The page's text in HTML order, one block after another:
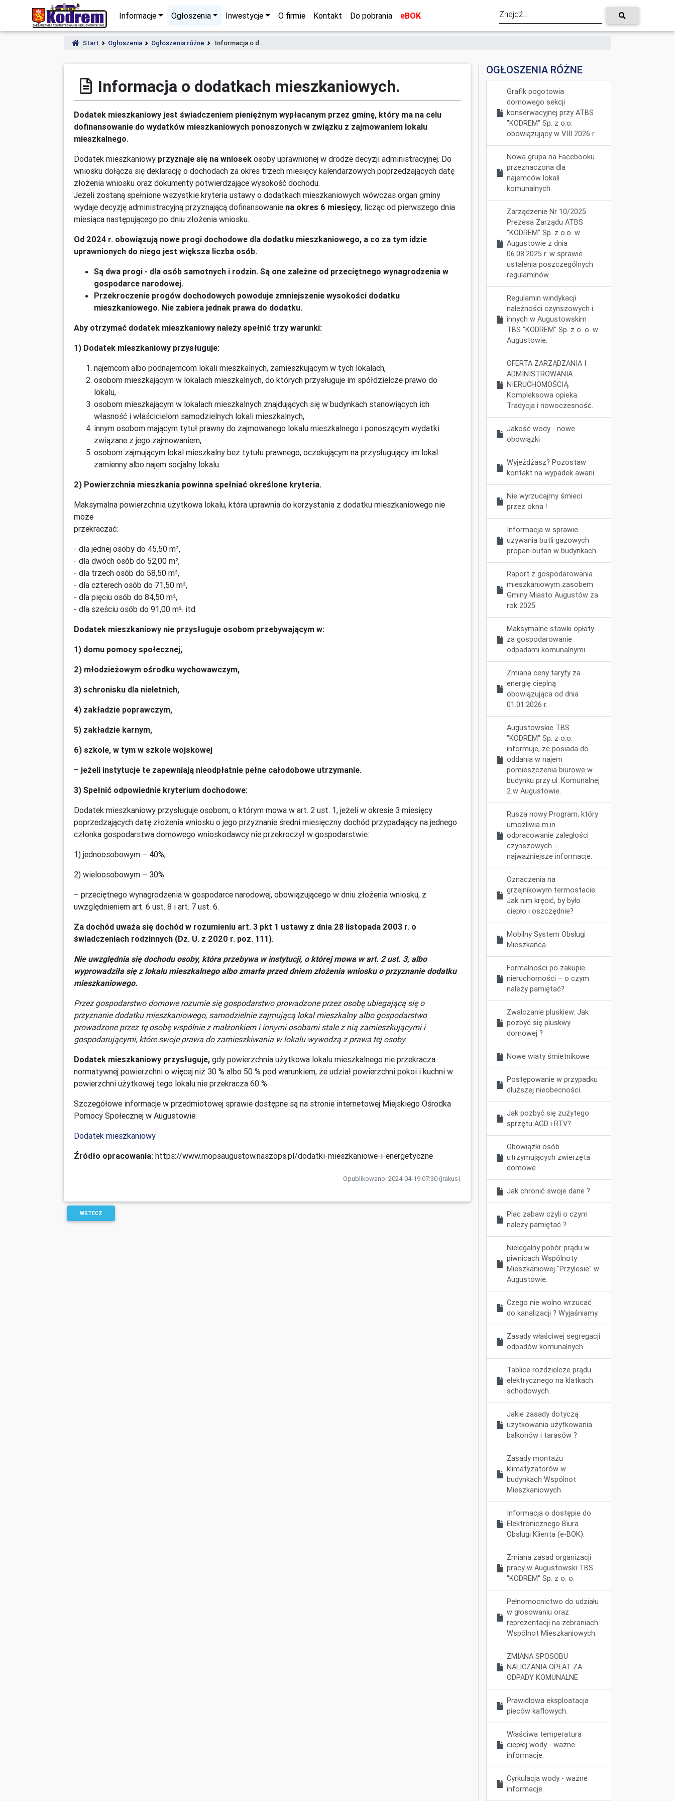
Informacje Ogłoszenia Inwestycje O firmie Kontakt Do pobrania eBOK
Start Ogłoszenia Ogłoszenia różne Informacja o d…
Informacja o dodatkach mieszkaniowych.
Dodatek mieszkaniowy jest świadczeniem pieniężnym wypłacanym przez gminę, który ma na celu
dofinansowanie do wydatków mieszkaniowych ponoszonych w związku z zajmowaniem lokalu
mieszkalnego.
Dodatek mieszkaniowy przyznaje się na wniosek osoby uprawnionej w drodze decyzji administracyjnej. Do
wniosku dołącza się deklarację o dochodach za okres trzech miesięcy kalendarzowych poprzedzających datę
złożenia wniosku oraz dokumenty potwierdzające wysokość dochodu.
Jeżeli zostaną spełnione wszystkie kryteria ustawy o dodatkach mieszkaniowych wówczas organ gminy
wydaje decyzję administracyjną przyznającą dofinansowanie na okres 6 miesięcy, licząc od pierwszego dnia
miesiąca następującego po dniu złożenia wniosku.
Od 2024 r. obowiązują nowe progi dochodowe dla dodatku mieszkaniowego, a co za tym idzie
uprawnionych do niego jest większa liczba osób.
Są dwa progi - dla osób samotnych i rodzin. Są one zależne od przeciętnego wynagrodzenia w
gospodarce narodowej.
Przekroczenie progów dochodowych powoduje zmniejszenie wysokości dodatku
mieszkaniowego. Nie zabiera jednak prawa do dodatku.
Aby otrzymać dodatek mieszkaniowy należy spełnić trzy warunki:
1) Dodatek mieszkaniowy przysługuje:
najemcom albo podnajemcom lokali mieszkalnych, zamieszkującym w tych lokalach,
osobom mieszkającym w lokalach mieszkalnych, do których przysługuje im spółdzielcze prawo do
lokalu,
osobom mieszkającym w lokalach mieszkalnych znajdujących się w budynkach stanowiących ich
własność i właścicielom samodzielnych lokali mieszkalnych,
innym osobom mającym tytuł prawny do zajmowanego lokalu mieszkalnego i ponoszącym wydatki
związane z jego zajmowaniem,
osobom zajmującym lokal mieszkalny bez tytułu prawnego, oczekującym na przysługujący im lokal
zamienny albo najem socjalny lokalu.
2) Powierzchnia mieszkania powinna spełniać określone kryteria.
Maksymalna powierzchnia użytkowa lokalu, która uprawnia do korzystania z dodatku mieszkaniowego nie
może
przekraczać:
- dla jednej osoby do 45,50 m²,
- dla dwóch osób do 52,00 m²,
- dla trzech osób do 58,50 m²,
- dla czterech osób do 71,50 m²,
- dla pięciu osób do 84,50 m²,
- dla sześciu osób do 91,00 m². itd.
Dodatek mieszkaniowy nie przysługuje osobom przebywającym w:
1) domu pomocy społecznej,
2) młodzieżowym ośrodku wychowawczym,
3) schronisku dla nieletnich,
4) zakładzie poprawczym,
5) zakładzie karnym,
6) szkole, w tym w szkole wojskowej
– jeżeli instytucje te zapewniają nieodpłatnie pełne całodobowe utrzymanie.
3) Spełnić odpowiednie kryterium dochodowe:
Dodatek mieszkaniowy przysługuje osobom, o którym mowa w art. 2 ust. 1, jeżeli w okresie 3 miesięcy
poprzedzających datę złożenia wniosku o jego przyznanie średni miesięczny dochód przypadający na jednego
członka gospodarstwa domowego wnioskodawcy nie przekroczył w gospodarstwie:
1) jednoosobowym – 40%,
2) wieloosobowym – 30%
– przeciętnego wynagrodzenia w gospodarce narodowej, obowiązującego w dniu złożenia wniosku, z
uwzględnieniem art. 6 ust. 8 i art. 7 ust. 6.
Za dochód uważa się dochód w rozumieniu art. 3 pkt 1 ustawy z dnia 28 listopada 2003 r. o
świadczeniach rodzinnych (Dz. U. z 2020 r. poz. 111).
Nie uwzględnia się dochodu osoby, która przebywa w instytucji, o której mowa w art. 2 ust. 3, albo
wyprowadziła się z lokalu mieszkalnego albo zmarła przed dniem złożenia wniosku o przyznanie dodatku
mieszkaniowego.
Przez gospodarstwo domowe rozumie się gospodarstwo prowadzone przez osobę ubiegającą się o
przyznanie dodatku mieszkaniowego, samodzielnie zajmującą lokal mieszkalny albo gospodarstwo
prowadzone przez tę osobę wspólnie z małżonkiem i innymi osobami stale z nią zamieszkującymi i
gospodarującymi, które swoje prawa do zamieszkiwania w lokalu wywodzą z prawa tej osoby.
Dodatek mieszkaniowy przysługuje, gdy powierzchnia użytkowa lokalu mieszkalnego nie przekracza
normatywnej powierzchni o więcej niż 30 % albo 50 % pod warunkiem, że udział powierzchni pokoi i kuchni w
powierzchni użytkowej tego lokalu nie przekracza 60 %.
Szczegółowe informacje w przedmiotowej sprawie dostępne są na stronie internetowej Miejskiego Ośrodka
Pomocy Społecznej w Augustowie:
Dodatek mieszkaniowy
Źródło opracowania: https://www.mopsaugustow.naszops.pl/dodatki-mieszkaniowe-i-energetyczne
Opublikowano: 2024-04-19 07:30 (jrakus)
WSTECZ
OGŁOSZENIA RÓŻNE
Grafik pogotowia
domowego sekcji
konserwacyjnej przy ATBS
"KODREM" Sp. z o.o.
obowiązujący w VIII 2026 r.
Nowa grupa na Facebooku
przeznaczona dla
najemców lokali
komunalnych.
Zarządzenie Nr 10/2025
Prezesa Zarządu ATBS
"KODREM" Sp. z o.o. w
Augustowie z dnia
06.08.2025 r. w sprawie
ustalenia poszczególnych
regulaminów.
Regulamin windykacji
należności czynszowych i
innych w Augustowskim
TBS "KODREM" Sp. z o. o. w
Augustowie.
OFERTA ZARZĄDZANIA I
ADMINISTROWANIA
NIERUCHOMOŚCIĄ.
Kompleksowa opieka.
Tradycja i nowoczesność.
Jakość wody - nowe
obowiązki
Wyjeżdżasz? Pozostaw
kontakt na wypadek awarii.
Nie wyrzucajmy śmieci
przez okna !
Informacja w sprawie
używania butli gazowych
propan-butan w budynkach.
Raport z gospodarowania
mieszkaniowym zasobem
Gminy Miasto Augustów za
rok 2025
Maksymalne stawki opłaty
za gospodarowanie
odpadami komunalnymi.
Zmiana ceny taryfy za
energię cieplną
obowiązująca od dnia
01.01.2026 r.
Augustowskie TBS
"KODREM" Sp. z o.o.
informuje, że posiada do
oddania w najem
pomieszczenia biurowe w
budynku przy ul. Komunalnej
2 w Augustowie.
Rusza nowy Program, który
umożliwia m.in.
odpracowanie zaległości
czynszowych -
najważniejsze informacje.
Oznaczenia na
grzejnikowym termostacie.
Jak nim kręcić, by było
ciepło i oszczędnie?
Mobilny System Obsługi
Mieszkańca
Formalności po zakupie
nieruchomości – o czym
należy pamiętać?
Zwalczanie pluskiew. Jak
pozbyć się pluskwy
domowej ?
Nowe wiaty śmietnikowe
Postępowanie w przypadku
dłuższej nieobecności.
Jak pozbyć się zużytego
sprzętu AGD i RTV?
Obowiązki osób
utrzymujących zwierzęta
domowe.
Jak chronić swoje dane ?
Plac zabaw czyli o czym
należy pamiętać ?
Nielegalny pobór prądu w
piwnicach Wspólnoty
Mieszkaniowej "Przylesie" w
Augustowie.
Czego nie wolno wrzucać
do kanalizacji ? Wyjaśniamy.
Zasady właściwej segregacji
odpadów komunalnych.
Tablice rozdzielcze prądu
elektrycznego na klatkach
schodowych.
Jakie zasady dotyczą
użytkowania użytkowania
balkonów i tarasów ?
Zasady montażu
klimatyzatorów w
budynkach Wspólnot
Mieszkaniowych.
Informacja o dostępie do
Elektronicznego Biura
Obsługi Klienta (e-BOK).
Zmiana zasad organizacji
pracy w Augustowski TBS
"KODREM" Sp. z o. o.
Pełnomocnictwo do udziału
w głosowaniu oraz
reprezentacji na zebraniach
Wspólnot Mieszkaniowych.
ZMIANA SPOSOBU
NALICZANIA OPŁAT ZA
ODPADY KOMUNALNE
Prawidłowa eksploatacja
pieców kaflowych.
Właściwa temperatura
ciepłej wody - ważne
informacje.
Cyrkulacja wody - ważne
informacje.